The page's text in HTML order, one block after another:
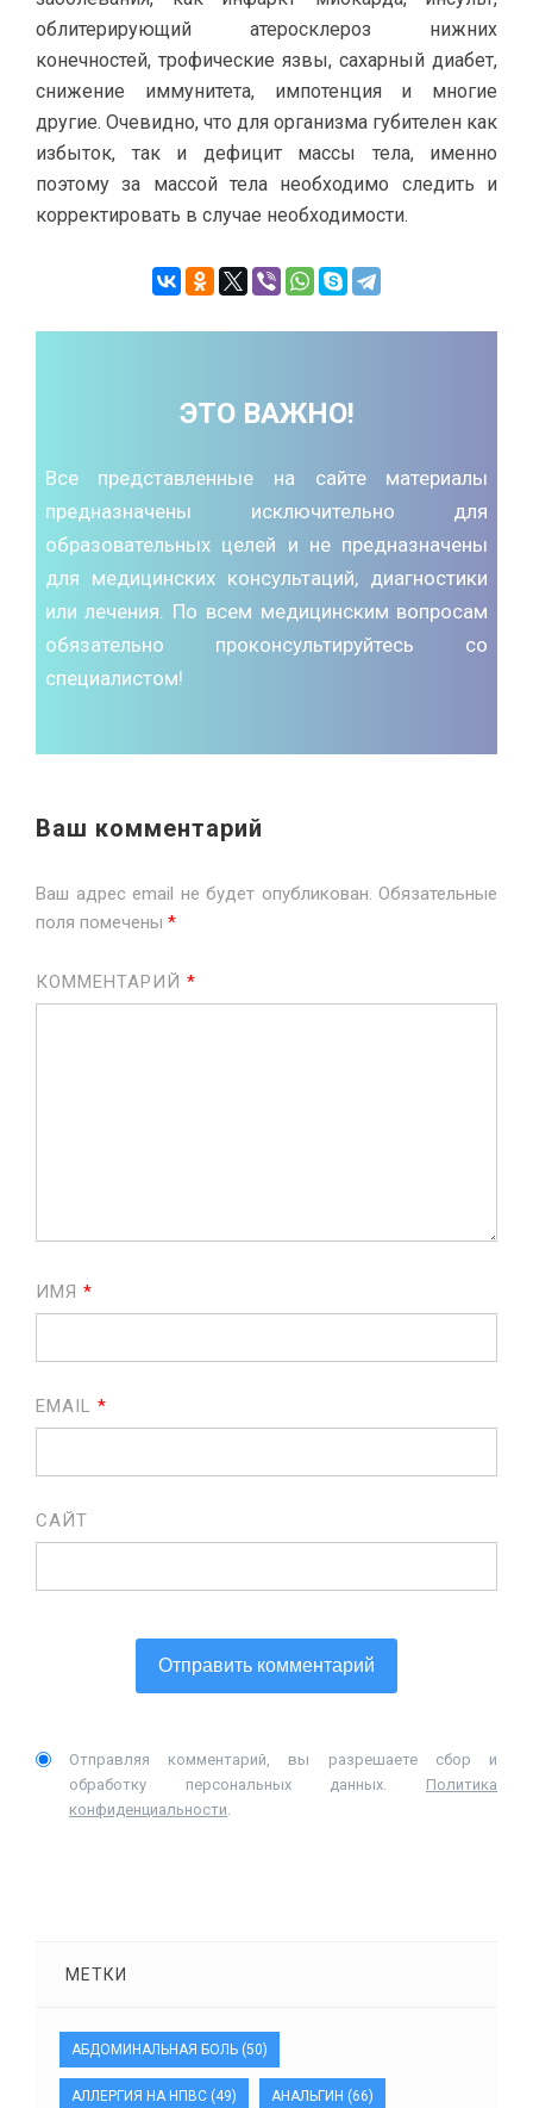
облитерирующий атеросклероз нижних
конечностей, трофические язвы, сахарный диабет,
снижение иммунитета, импотенция и многие
другие. Очевидно, что для организма губителен как
избыток, так и дефицит массы тела, именно
поэтому за массой тела необходимо следить и
корректировать в случае необходимости.
ЭТО ВАЖНО!
Все представленные на сайте материалы
предназначены исключительно для
образовательных целей и не предназначены
для медицинских консультаций, диагностики
или лечения. По всем медицинским вопросам
обязательно проконсультируйтесь со
специалистом!
Ваш комментарий
Ваш адрес email не будет опубликован. Обязательные
поля помечены *
КОММЕНТАРИЙ *
ИМЯ *
EMAIL *
САЙТ
Отправляя комментарий, вы разрешаете сбор и
обработку персональных данных. Политика
конфиденциальности.
МЕТКИ
АБДОМИНАЛЬНАЯ БОЛЬ (50)
АЛЛЕРГИЯ НА НПВС (49) АНАЛЬГИН (66)